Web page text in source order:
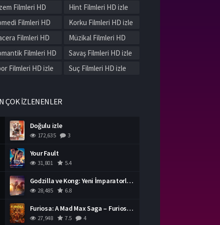
izle
Filmleri HD
Hint Filmleri HD izle
Filmleri HD
Korku Filmleri HD izle
Filmleri HD
Müzikal Filmleri HD
izle
Filmleri HD
Savaş Filmleri HD izle
Filmleri HD izle
Suç Filmleri HD izle
Filmleri HD izle
ÇOK İZLENENLER
Doğulu izle
172,635 3
Your Fault
31,801 5.4
Godzilla ve Kong: Yeni İmparatorluk izle
28,485 6.8
Furiosa: A Mad Max Saga – Furiosa Bir Mad Max Destanı
27,948 7.5 4